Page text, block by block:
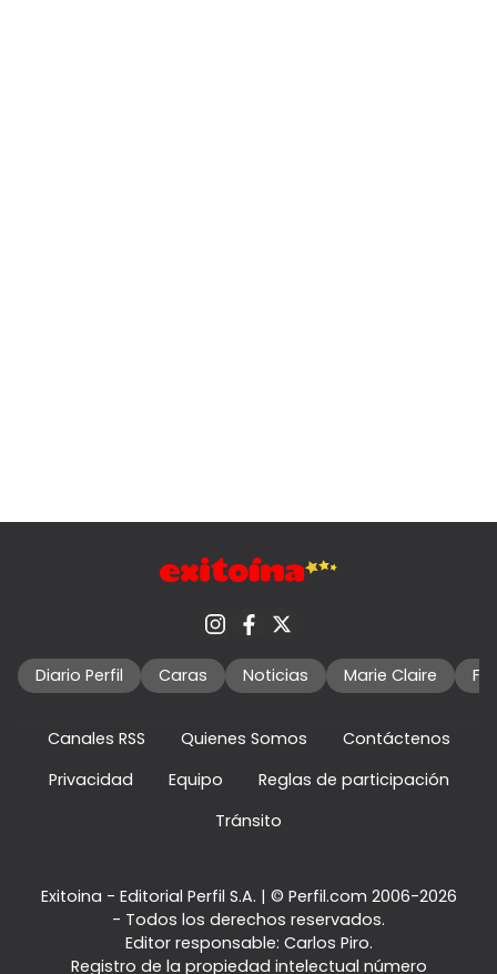
Diario Perfil Caras Noticias Marie Claire
Canales RSS Quienes Somos
Contáctenos
Privacidad
Equipo
Reglas de participación
Tránsito
Exitoina - Editorial Perfil S.A. | © Perfil.com 2006-2026
- Todos los derechos reservados.
Editor responsable: Carlos Piro.
Registro de la propiedad intelectual número